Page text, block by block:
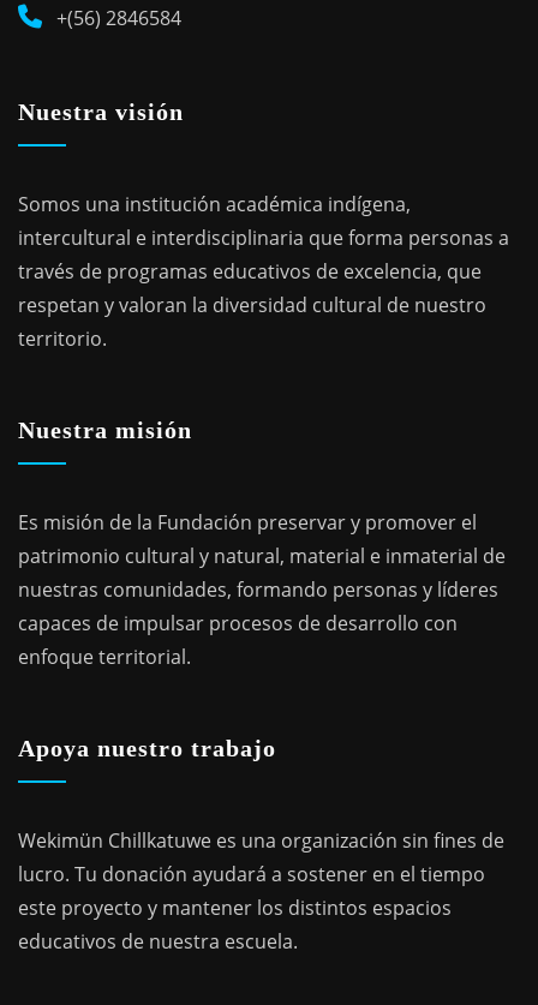
+(56) 2846584
Nuestra visión
Somos una institución académica indígena,
intercultural e interdisciplinaria que forma personas a
través de programas educativos de excelencia, que
respetan y valoran la diversidad cultural de nuestro
territorio.
Nuestra misión
Es misión de la Fundación preservar y promover el
patrimonio cultural y natural, material e inmaterial de
nuestras comunidades, formando personas y líderes
capaces de impulsar procesos de desarrollo con
enfoque territorial.
Apoya nuestro trabajo
Wekimün Chillkatuwe es una organización sin fines de
lucro. Tu donación ayudará a sostener en el tiempo
este proyecto y mantener los distintos espacios
educativos de nuestra escuela.